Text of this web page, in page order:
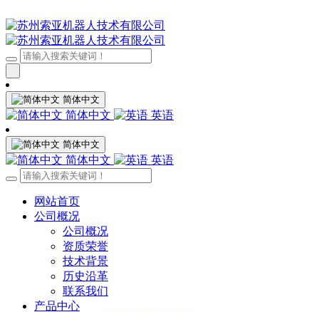
简体中文
简体中文 英语
简体中文
简体中文 英语
网站首页
公司概况
公司概况
资质荣誉
技术背景
历史沿革
联系我们
产品中心